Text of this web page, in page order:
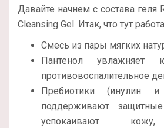
Давайте начнем с состава геля
Cleansing Gel. Итак, что тут
Смесь из пары мягких
Пантенол увлажняет
противовоспалительное
Пребиотики (инулин и
поддерживают
успокаивают кожу,